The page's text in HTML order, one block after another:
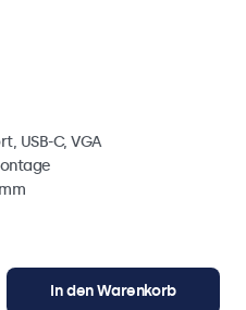
USB-C, VGA
In den Warenkorb